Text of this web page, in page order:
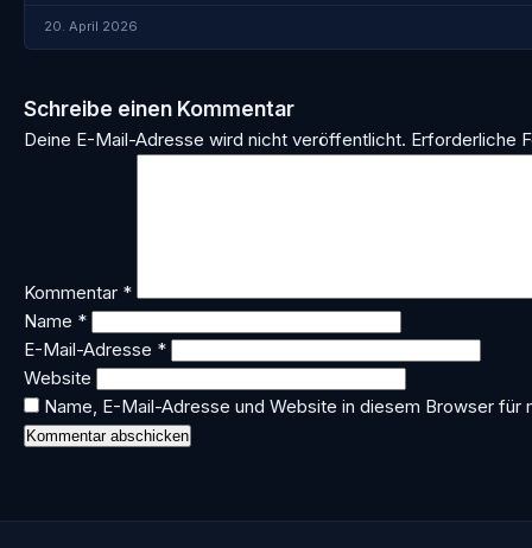
20. April 2026
Schreibe einen Kommentar
Deine E-Mail-Adresse wird nicht veröffentlicht. Erforderliche
Kommentar *
Name *
E-Mail-Adresse *
Website
Name, E-Mail-Adresse und Website in diesem Browser für